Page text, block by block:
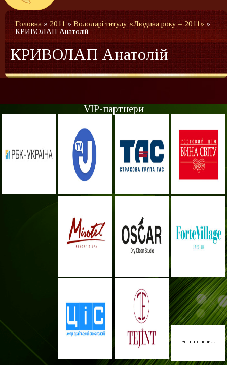
Головна »2011»Володарі титулу «Людина року – 2011» »
КРИВОЛАП Анатолій
КРИВОЛАП Анатолій
VIP-партнери
Всі партнери...